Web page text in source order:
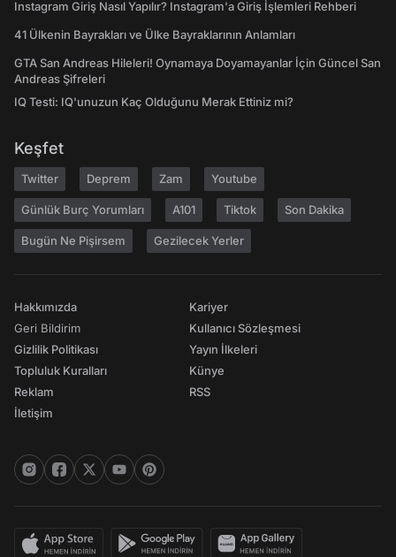
Instagram Giriş Nasıl Yapılır? Instagram'a Giriş İşlemleri Rehberi
41 Ülkenin Bayrakları ve Ülke Bayraklarının Anlamları
GTA San Andreas Hileleri! Oynamaya Doyamayanlar İçin Güncel San
Andreas Şifreleri
IQ Testi: IQ'unuzun Kaç Olduğunu Merak Ettiniz mi?
Keşfet
Twitter Deprem Zam Youtube
Günlük Burç Yorumları A101 Tiktok Son Dakika
Bugün Ne Pişirsem Gezilecek Yerler
Hakkımızda
Geri Bildirim
Gizlilik Politikası
Topluluk Kuralları
Reklam
İletişim
Kariyer
Kullanıcı Sözleşmesi
Yayın İlkeleri
Künye
RSS